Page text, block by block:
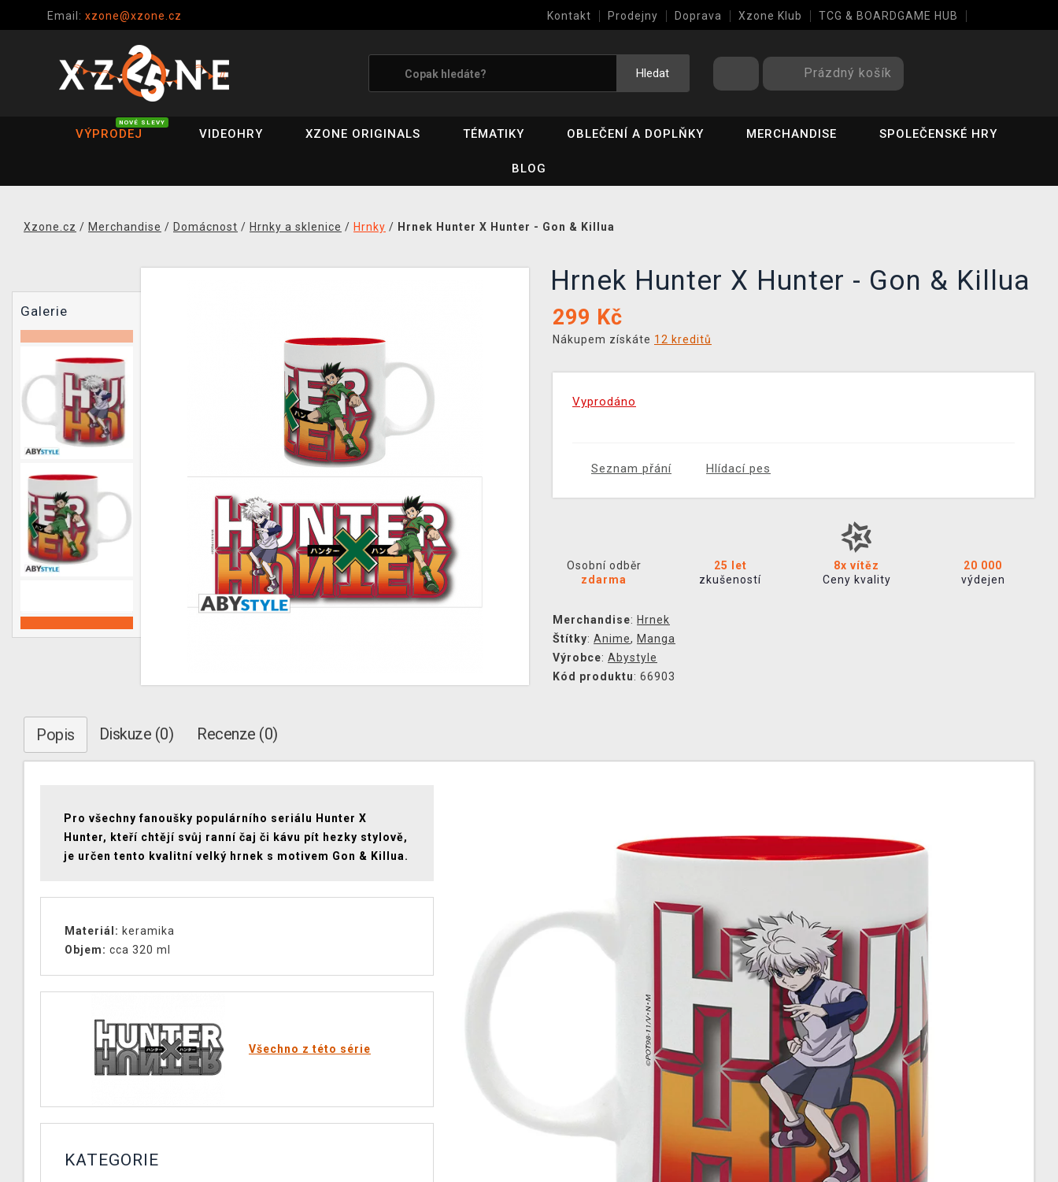
Email: xzone@xzone.cz Kontakt Prodejny Doprava Xzone Klub TCG & BOARDGAME HUB
Hledat Prázdný košík
VÝPRODEJ
NOVÉ SLEVY
VIDEOHRY XZONE ORIGINALS TÉMATIKY OBLEČENÍ A DOPLŇKY MERCHANDISE SPOLEČENSKÉ HRY
BLOG
Xzone.cz / Merchandise / Domácnost / Hrnky a sklenice / Hrnky / Hrnek Hunter X Hunter - Gon & Killua
Galerie
Hrnek Hunter X Hunter - Gon & Killua
299 Kč
Nákupem získáte 12 kreditů
Vyprodáno
Seznam přání Hlídací pes
Osobní odběr
zdarma
25 let
zkušeností
8x vítěz
Ceny kvality
20 000
výdejen
Merchandise: Hrnek
Štítky: Anime, Manga
Výrobce: Abystyle
Kód produktu: 66903
Popis Diskuze (0) Recenze (0)
Pro všechny fanoušky populárního seriálu Hunter X
Hunter, kteří chtějí svůj ranní čaj či kávu pít hezky stylově,
je určen tento kvalitní velký hrnek s motivem Gon & Killua.
Materiál: keramika
Objem: cca 320 ml
Všechno z této série
KATEGORIE